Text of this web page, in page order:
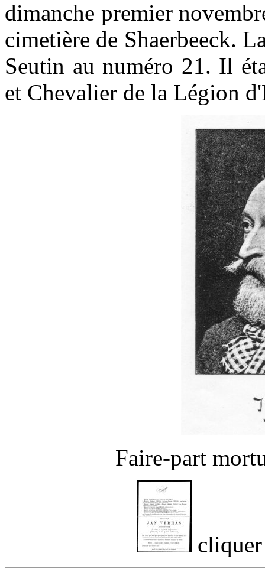
dimanche premier
cimetière de Shaerbeeck.
Seutin au numéro 21. Il
et Chevalier de la Légion
Faire-part